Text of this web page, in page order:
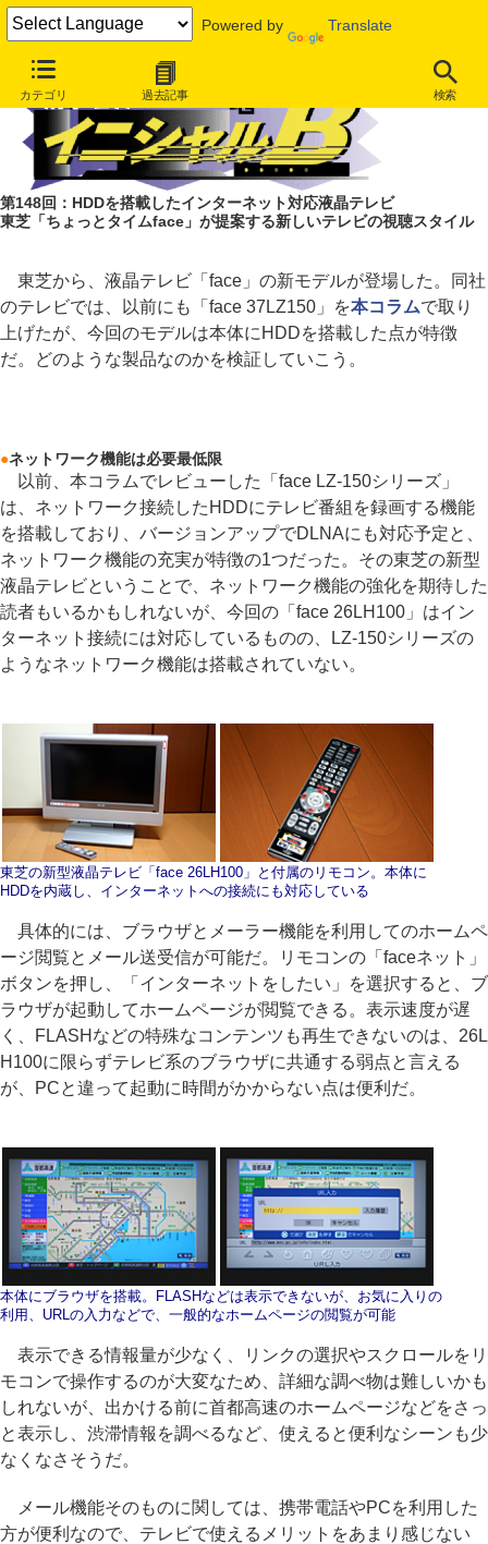
Powered by Translate
カテゴリ 過去記事 検索
第148回：HDDを搭載したインターネット対応液晶テレビ
東芝「ちょっとタイムface」が提案する新しいテレビの視聴スタイル
東芝から、液晶テレビ「face」の新モデルが登場した。同社
のテレビでは、以前にも「face 37LZ150」を本コラムで取り
上げたが、今回のモデルは本体にHDDを搭載した点が特徴
だ。どのような製品なのかを検証していこう。
●ネットワーク機能は必要最低限
以前、本コラムでレビューした「face LZ-150シリーズ」
は、ネットワーク接続したHDDにテレビ番組を録画する機能
を搭載しており、バージョンアップでDLNAにも対応予定と、
ネットワーク機能の充実が特徴の1つだった。その東芝の新型
液晶テレビということで、ネットワーク機能の強化を期待した
読者もいるかもしれないが、今回の「face 26LH100」はイン
ターネット接続には対応しているものの、LZ-150シリーズの
ようなネットワーク機能は搭載されていない。
東芝の新型液晶テレビ「face 26LH100」と付属のリモコン。本体に
HDDを内蔵し、インターネットへの接続にも対応している
具体的には、ブラウザとメーラー機能を利用してのホームペ
ージ閲覧とメール送受信が可能だ。リモコンの「faceネット」
ボタンを押し、「インターネットをしたい」を選択すると、ブ
ラウザが起動してホームページが閲覧できる。表示速度が遅
く、FLASHなどの特殊なコンテンツも再生できないのは、26L
H100に限らずテレビ系のブラウザに共通する弱点と言える
が、PCと違って起動に時間がかからない点は便利だ。
本体にブラウザを搭載。FLASHなどは表示できないが、お気に入りの
利用、URLの入力などで、一般的なホームページの閲覧が可能
表示できる情報量が少なく、リンクの選択やスクロールをリ
モコンで操作するのが大変なため、詳細な調べ物は難しいかも
しれないが、出かける前に首都高速のホームページなどをさっ
と表示し、渋滞情報を調べるなど、使えると便利なシーンも少
なくなさそうだ。
メール機能そのものに関しては、携帯電話やPCを利用した
方が便利なので、テレビで使えるメリットをあまり感じない